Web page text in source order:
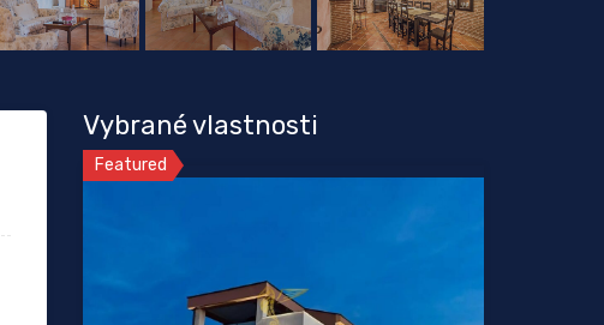
Vybrané vlastnosti
Featured